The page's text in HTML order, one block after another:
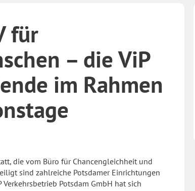
für
– die ViP
im Rahmen
die vom Büro für Chancengleichheit und
sind zahlreiche Potsdamer Einrichtungen
Potsdam GmbH hat sich